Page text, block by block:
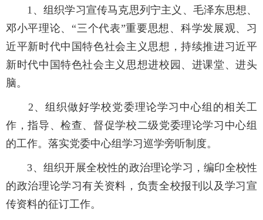
1、组织学习宣传马克思列宁主义、毛泽东思想、
邓小平理论、“三个代表”重要思想、科学发展观、习
近平新时代中国特色社会主义思想，持续推进习近平
新时代中国特色社会主义思想进校园、进课堂、进头
脑。
2 、组织做好学校党委理论学习中心组的相关工
作，指导、检查、督促学校二级党委理论学习中心组
的工作。落实党委中心组学习巡学旁听制度。
3、组织开展全校性的政治理论学习，编印全校性
的政治理论学习有关资料，负责全校报刊以及学习宣
传资料的征订工作。